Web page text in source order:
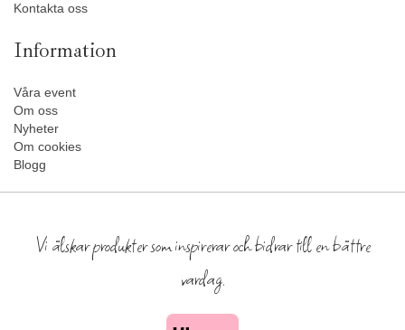
Kontakta oss
Information
Våra event
Om oss
Nyheter
Om cookies
Blogg
Vi älskar produkter som inspirerar och bidrar till en bättre
vardag.